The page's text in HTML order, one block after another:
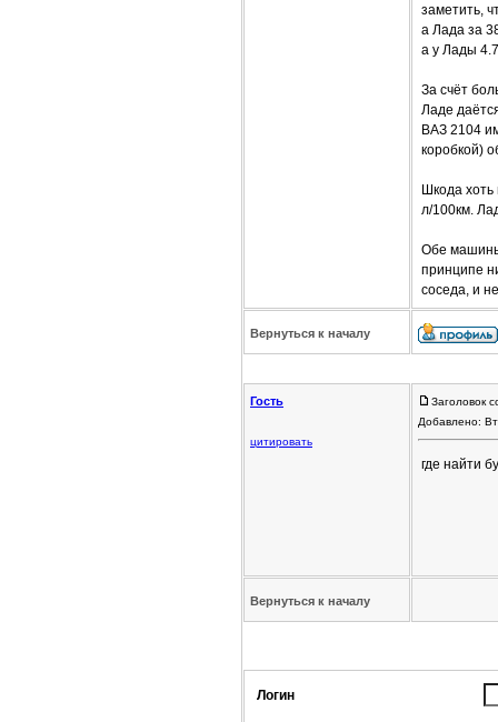
заметить,
а Лада за
а у Лады
За счёт
Ладе
ВАЗ 2104
коробкой)
Шкода хоть
л/100км.
Обе машины
принципе
соседа, и
Вернуться к началу
Гость
цитировать
Заголовок
Добавлено:
где найти
Вернуться к началу
Логин